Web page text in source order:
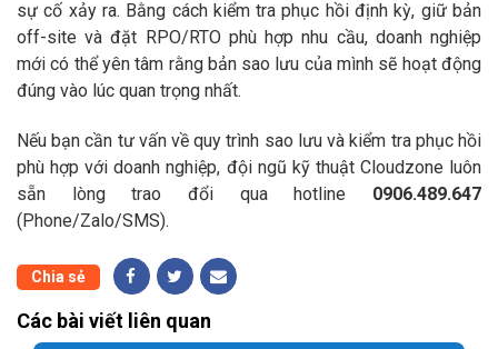
sự cố xảy ra. Bằng cách kiểm tra phục hồi định kỳ, giữ bản
off-site và đặt RPO/RTO phù hợp nhu cầu, doanh nghiệp
mới có thể yên tâm rằng bản sao lưu của mình sẽ hoạt động
đúng vào lúc quan trọng nhất.
Nếu bạn cần tư vấn về quy trình sao lưu và kiểm tra phục hồi
phù hợp với doanh nghiệp, đội ngũ kỹ thuật Cloudzone luôn
sẵn lòng trao đổi qua hotline 0906.489.647
(Phone/Zalo/SMS).
Chia sẻ
Các bài viết liên quan